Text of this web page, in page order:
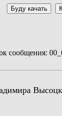
сообщения: